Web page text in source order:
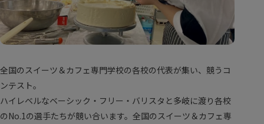
全国のスイーツ＆カフェ専門学校の各校の代表が集い、競うコ
ンテスト。
ハイレベルなベーシック・フリー・バリスタと多岐に渡り各校
のNo.1の選手たちが競い合います。全国のスイーツ＆カフェ専